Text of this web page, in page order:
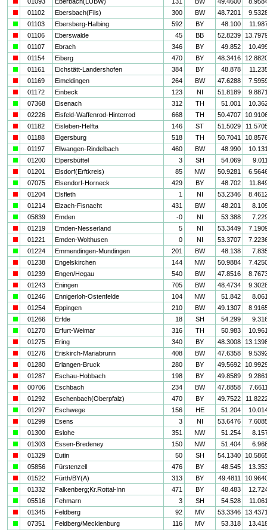
01102 Ebersbach(Fils) 300 BW 48.7201
01103 Ebersberg-Halbing 592 BY 48.100
01106 Eberswalde 45 BB 52.8239
01107 Ebrach 346 BY 49.852
01154 Eiberg 470 BY 48.3416
01161 Eichstätt-Landershofen 384 BY 48.878
01169 Eimeldingen 264 BW 47.6288
01172 Einbeck 123 NI 51.8189
07368 Eisenach 312 TH 51.001
02226 Eisfeld-Waffenrod-Hinterrod 668 TH 50.4707
01182 Eisleben-Helfta 146 ST 51.5029
01188 Elgersburg 518 TH 50.7041
01197 Ellwangen-Rindelbach 460 BW 48.990
01200 Elpersbüttel 3 SH 54.069
01201 Elsdorf(Erftkreis) 85 NW 50.9281
07075 Elsendorf-Horneck 429 BY 48.702
01204 Elsfleth 1 NI 53.2346
01214 Elzach-Fisnacht 431 BW 48.201
05839 Emden -0 NI 53.388
01219 Emden-Nesserland 5 NI 53.3449
01221 Emden-Wolthusen 0 NI 53.3707
01224 Emmendingen-Mundingen 201 BW 48.138
01238 Engelskirchen 144 NW 50.9884
01239 Engen/Hegau 540 BW 47.8516
01243 Eningen 705 BW 48.4734
01246 Ennigerloh-Ostenfelde 104 NW 51.842
01254 Eppingen 210 BW 49.1307
01266 Erfde 18 SH 54.299
01270 Erfurt-Weimar 316 TH 50.983
01275 Ering 340 BY 48.3008
01276 Eriskirch-Mariabrunn 408 BW 47.6358
01280 Erlangen-Bruck 280 BY 49.5692
01287 Eschau-Hobbach 198 BY 49.8589
00706 Eschbach 234 BW 47.8858
01292 Eschenbach(Oberpfalz) 470 BY 49.7522
01297 Eschwege 156 HE 51.204
01299 Esens 3 NI 53.6476
01300 Eslohe 351 NW 51.254
01303 Essen-Bredeney 150 NW 51.404
01329 Eutin 50 SH 54.1340
05856 Fürstenzell 476 BY 48.545
01522 Fürth/BY(A) 313 BY 49.4811
01332 Falkenberg;Kr.Rottal-Inn 471 BY 48.483
05516 Fehmarn 3 SH 54.528
01345 Feldberg 92 MV 53.3346
07351 Feldberg/Mecklenburg 116 MV 53.318